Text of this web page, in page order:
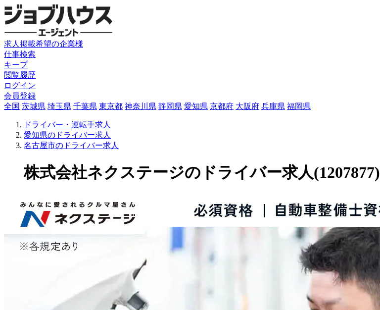
求人掲載希望の企業様
仕事検索
キープ
閲覧履歴
ログイン
会員登録
全国 茨城県 埼玉県 千葉県 東京都 神奈川県 静岡県 愛知県 京都府 大阪府 兵庫県 福岡県
ドライバー・運転手求人
愛知県のドライバー求人
名古屋市のドライバー求人
株式会社ネクステージのドライバー求人(1207877)